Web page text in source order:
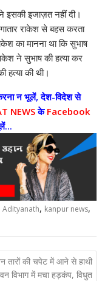
इसकी इजाज़त नहीं दी।
राकेश से बहस करता
का मानना ​​था कि सुभाष
ने सुभाष की हत्या कर
हत्या की थी।
न भूलें, देश-विदेश से
NEWSके Facebook
Adityanath, kanpur news,
तारों की चपेट में आने से हाथी
विभाग में मचा हड़कंप, विधुत